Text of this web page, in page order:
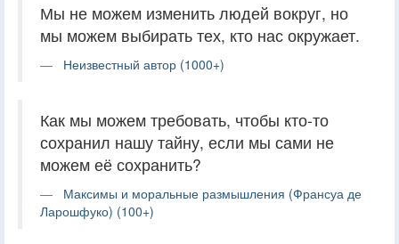
Мы не можем изменить людей вокруг, но
мы можем выбирать тех, кто нас окружает.
Неизвестный автор (1000+)
Как мы можем требовать, чтобы кто-то
сохранил нашу тайну, если мы сами не
можем её сохранить?
Максимы и моральные размышления (Франсуа де
Ларошфуко) (100+)